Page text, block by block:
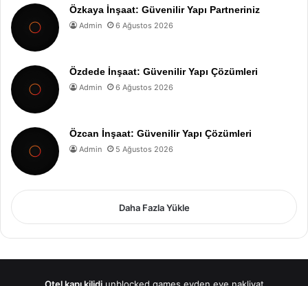
Özkaya İnşaat: Güvenilir Yapı Partneriniz
Admin 6 Ağustos 2026
Özdede İnşaat: Güvenilir Yapı Çözümleri
Admin 6 Ağustos 2026
Özcan İnşaat: Güvenilir Yapı Çözümleri
Admin 5 Ağustos 2026
Daha Fazla Yükle